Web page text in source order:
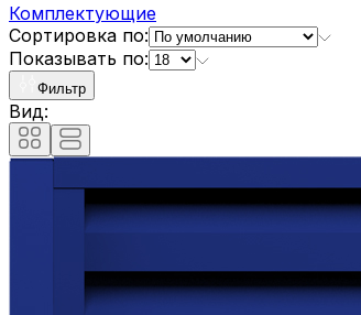
Комплектующие
Сортировка по:
Показывать по:
Фильтр
Вид: